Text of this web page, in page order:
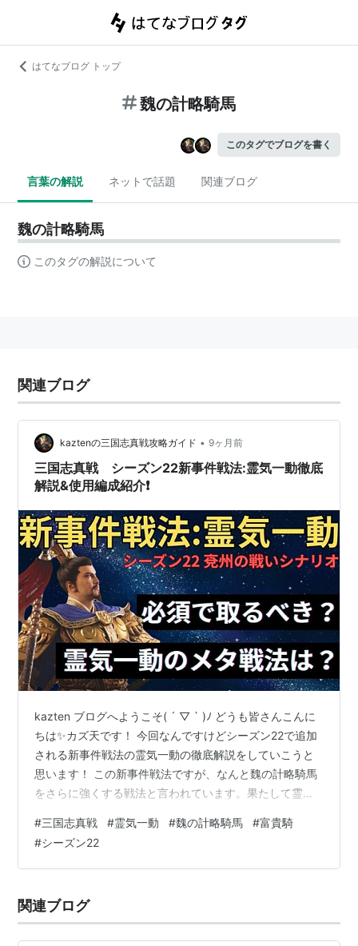
はてなブログ トップ
魏の計略騎馬
このタグでブログを書く
言葉の解説 ネットで話題 関連ブログ
魏の計略騎馬
このタグの解説について
関連ブログ
kaztenの三国志真戦攻略ガイド • 9ヶ月前
三国志真戦 シーズン22新事件戦法:霊気一動徹底
解説&使用編成紹介❗️
kazten ブログへようこそ( ´ ▽ ` )ﾉ どうも皆さんこんに
ちは✨カズ天です！ 今回なんですけどシーズン22で追加
される新事件戦法の霊気一動の徹底解説をしていこうと
思います！ この新事件戦法ですが、なんと魏の計略騎馬
をさらに強くする戦法と言われています。果たして霊気
よりさらに強化される魏の計略騎馬をどのように対策す
れば良いのか？も考えていくのでぜひとも最後までご覧
ください！ ということで早速やっていきましょう👍 < 目
・ 霊気一動の強みと使い方解説 ２ 霊気一動使用編成紹
介…
#三国志真戦 #霊気一動 #魏の計略騎馬 #富貴騎
#シーズン22
関連ブログ